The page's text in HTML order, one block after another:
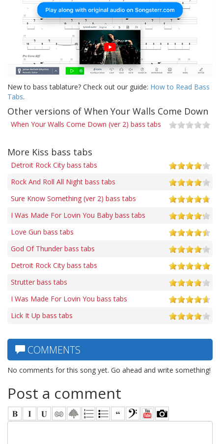
New to bass tablature? Check out our guide: How to Read Bass
Tabs.
Other versions of When Your Walls Come Down
When Your Walls Come Down (ver 2) bass tabs
More Kiss bass tabs
Detroit Rock City bass tabs
Rock And Roll All Night bass tabs
Sure Know Something (ver 2) bass tabs
I Was Made For Lovin You Baby bass tabs
Love Gun bass tabs
God Of Thunder bass tabs
Detroit Rock City bass tabs
Strutter bass tabs
I Was Made For Lovin You bass tabs
Lick It Up bass tabs
COMMENTS
No comments for this song yet. Go ahead and write something!
Post a comment